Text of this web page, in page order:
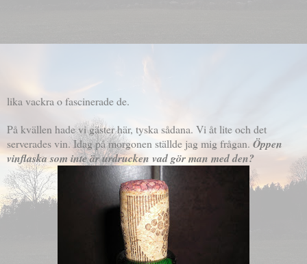
lika vackra o fascinerade de.
På kvällen hade vi gäster här, tyska sådana. Vi åt lite och det
serverades vin. Idag på morgonen ställde jag mig frågan. Öppen
vinflaska som inte är urdrucken vad gör man med den?